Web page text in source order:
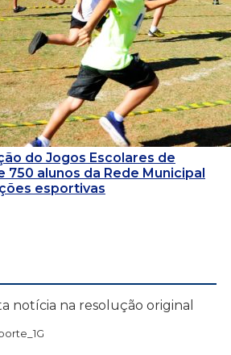
do Jogos Escolares de
750 alunos da Rede Municipal
esportivas
notícia na resolução original